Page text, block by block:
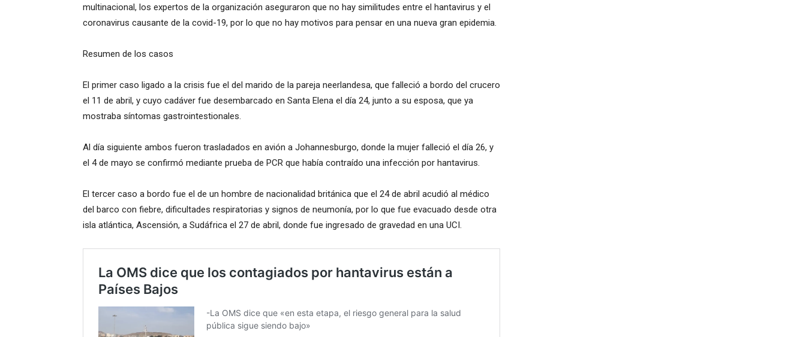
multinacional, los expertos de la organización aseguraron que no hay similitudes entre el hantavirus y el
coronavirus causante de la covid-19, por lo que no hay motivos para pensar en una nueva gran epidemia.
Resumen de los casos
El primer caso ligado a la crisis fue el del marido de la pareja neerlandesa, que falleció a bordo del crucero
el 11 de abril, y cuyo cadáver fue desembarcado en Santa Elena el día 24, junto a su esposa, que ya
mostraba síntomas gastrointestionales.
Al día siguiente ambos fueron trasladados en avión a Johannesburgo, donde la mujer falleció el día 26, y
el 4 de mayo se confirmó mediante prueba de PCR que había contraído una infección por hantavirus.
El tercer caso a bordo fue el de un hombre de nacionalidad británica que el 24 de abril acudió al médico
del barco con fiebre, dificultades respiratorias y signos de neumonía, por lo que fue evacuado desde otra
isla atlántica, Ascensión, a Sudáfrica el 27 de abril, donde fue ingresado de gravedad en una UCI.